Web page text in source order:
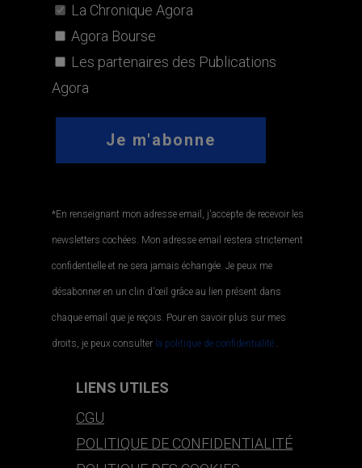
La Chronique Agora
Agora Bourse
Les partenaires des Publications
Agora
*En renseignant mon adresse email, j'accepte de recevoir les
newsletters cochées. Mon adresse email restera strictement
confidentielle et ne sera jamais échangée. Je peux me
désabonner en un clin d'œil grâce au lien présent dans
chaque email que je reçois. Pour en savoir plus sur mes
droits, je peux consulter la politique de confidentialité..
LIENS UTILES
CGU
POLITIQUE DE CONFIDENTIALITÉ